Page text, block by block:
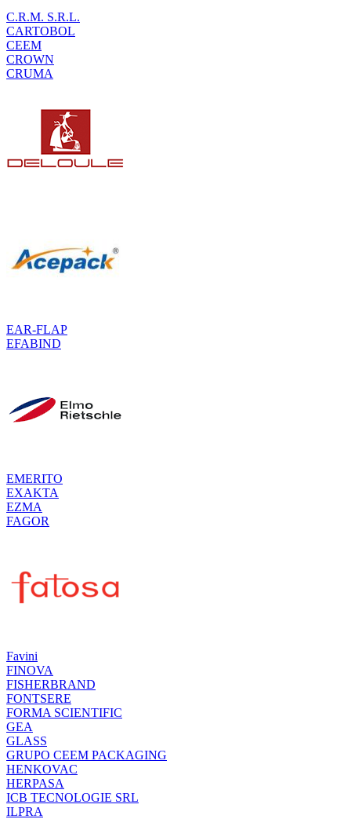
C.R.M. S.R.L.
CARTOBOL
CEEM
CROWN
CRUMA
EAR-FLAP
EFABIND
EMERITO
EXAKTA
EZMA
FAGOR
Favini
FINOVA
FISHERBRAND
FONTSERE
FORMA SCIENTIFIC
GEA
GLASS
GRUPO CEEM PACKAGING
HENKOVAC
HERPASA
ICB TECNOLOGIE SRL
ILPRA